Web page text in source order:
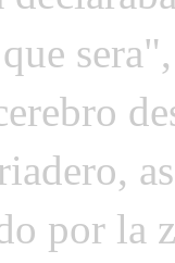
por la